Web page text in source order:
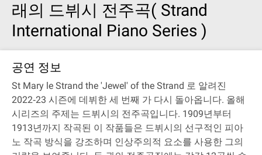
래의 드뷔시 전주곡( Strand
International Piano Series )
공연 정보
St Mary le Strand the 'Jewel' of the Strand 로 알려진
2022‐23 시즌에 데뷔한 세 번째 가 다시 돌아옵니다. 올해
시리즈의 주제는 드뷔시의 전주곡입니다. 1909년부터
1913년까지 작곡된 이 작품들은 드뷔시의 선구적인 피아
노 작곡 방식을 강조하며 인상주의적 요소를 사용한 그의